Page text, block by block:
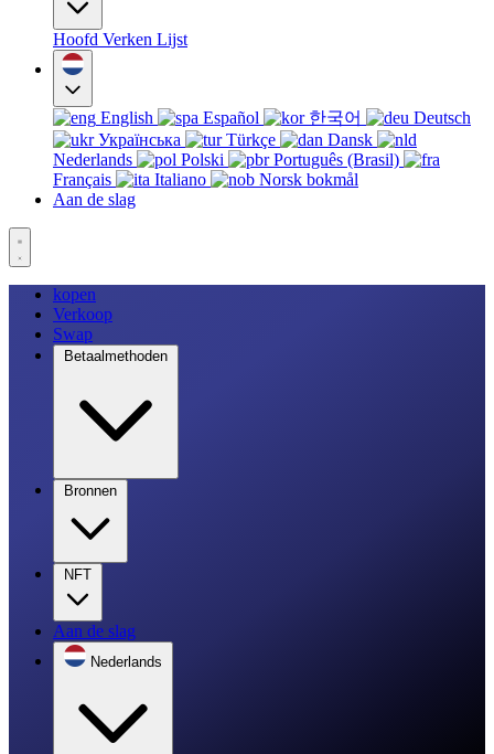
Hoofd Verken Lijst
English Español 한국어
Deutsch
Українська
Türkçe
Dansk
Nederlands
Polski
Português (Brasil)
Français
Italiano
Norsk bokmål
Aan de slag
kopen
Verkoop
Swap
Betaalmethoden
Bronnen
NFT
Aan de slag
Nederlands